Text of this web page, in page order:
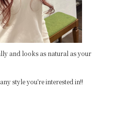
and looks as natural as your
style you’re interested in!!